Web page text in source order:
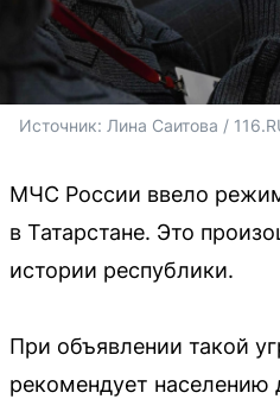
Источник: Лина Саитова /
МЧС России ввело
в Татарстане. Это
истории республики.
При объявлении такой
рекомендует населению